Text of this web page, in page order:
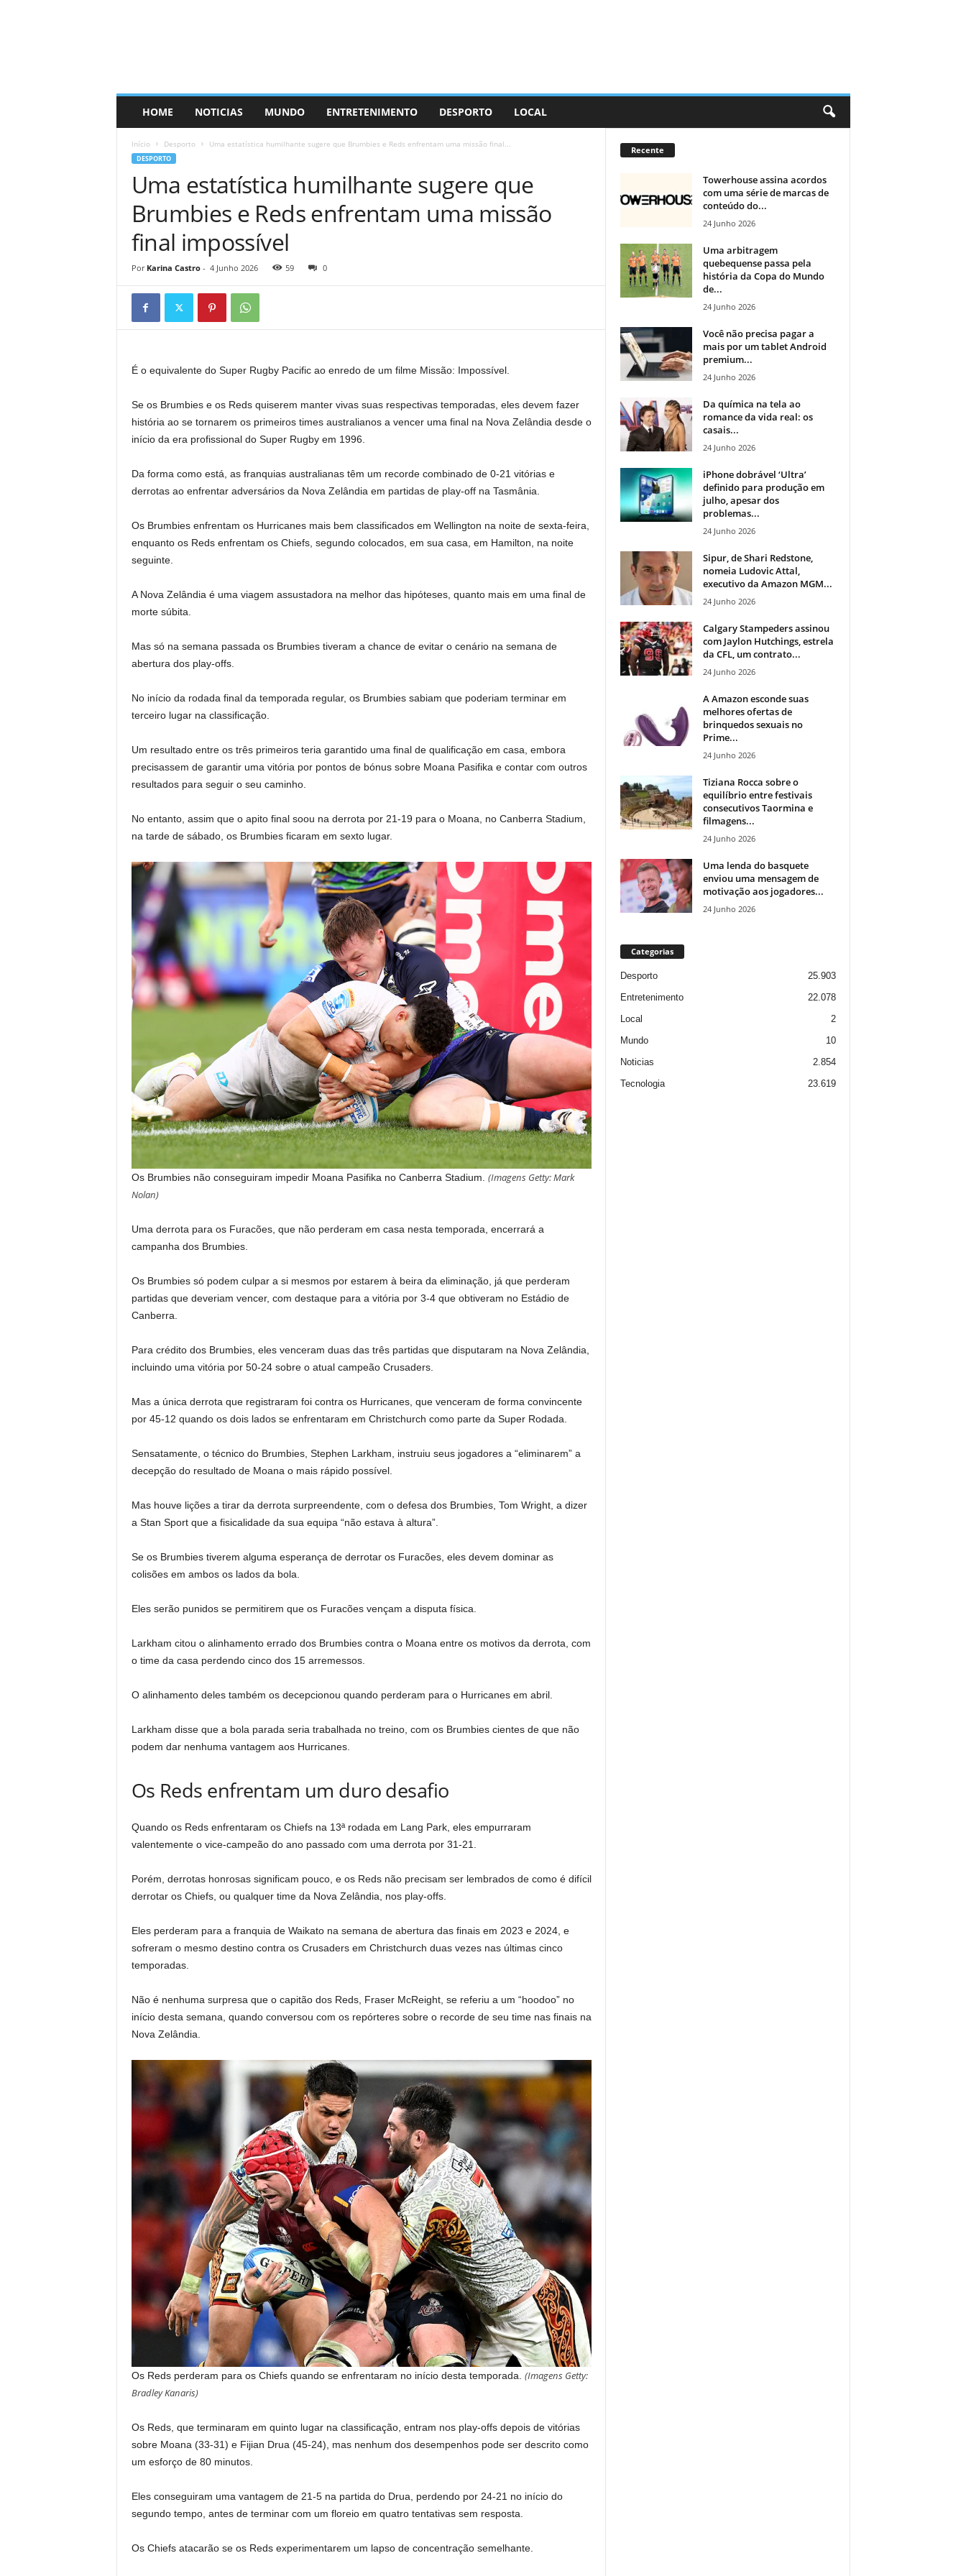
HOME NOTICIAS MUNDO ENTRETENIMENTO DESPORTO LOCAL
Início Desporto Uma estatística humilhante sugere que Brumbies e Reds enfrentam uma missão final...
DESPORTO
Uma estatística humilhante sugere que
Brumbies e Reds enfrentam uma missão
final impossível
Por Karina Castro- 4 Junho 2026 59 0
É o equivalente do Super Rugby Pacific ao enredo de um filme Missão: Impossível.
Se os Brumbies e os Reds quiserem manter vivas suas respectivas temporadas, eles devem fazer
história ao se tornarem os primeiros times australianos a vencer uma final na Nova Zelândia desde o
início da era profissional do Super Rugby em 1996.
Da forma como está, as franquias australianas têm um recorde combinado de 0-21 vitórias e
derrotas ao enfrentar adversários da Nova Zelândia em partidas de play-off na Tasmânia.
Os Brumbies enfrentam os Hurricanes mais bem classificados em Wellington na noite de sexta-feira,
enquanto os Reds enfrentam os Chiefs, segundo colocados, em sua casa, em Hamilton, na noite
seguinte.
A Nova Zelândia é uma viagem assustadora na melhor das hipóteses, quanto mais em uma final de
morte súbita.
Mas só na semana passada os Brumbies tiveram a chance de evitar o cenário na semana de
abertura dos play-offs.
No início da rodada final da temporada regular, os Brumbies sabiam que poderiam terminar em
terceiro lugar na classificação.
Um resultado entre os três primeiros teria garantido uma final de qualificação em casa, embora
precisassem de garantir uma vitória por pontos de bónus sobre Moana Pasifika e contar com outros
resultados para seguir o seu caminho.
No entanto, assim que o apito final soou na derrota por 21-19 para o Moana, no Canberra Stadium,
na tarde de sábado, os Brumbies ficaram em sexto lugar.
Os Brumbies não conseguiram impedir Moana Pasifika no Canberra Stadium. (Imagens Getty: Mark
Nolan)
Uma derrota para os Furacões, que não perderam em casa nesta temporada, encerrará a
campanha dos Brumbies.
Os Brumbies só podem culpar a si mesmos por estarem à beira da eliminação, já que perderam
partidas que deveriam vencer, com destaque para a vitória por 3-4 que obtiveram no Estádio de
Canberra.
Para crédito dos Brumbies, eles venceram duas das três partidas que disputaram na Nova Zelândia,
incluindo uma vitória por 50-24 sobre o atual campeão Crusaders.
Mas a única derrota que registraram foi contra os Hurricanes, que venceram de forma convincente
por 45-12 quando os dois lados se enfrentaram em Christchurch como parte da Super Rodada.
Sensatamente, o técnico do Brumbies, Stephen Larkham, instruiu seus jogadores a “eliminarem” a
decepção do resultado de Moana o mais rápido possível.
Mas houve lições a tirar da derrota surpreendente, com o defesa dos Brumbies, Tom Wright, a dizer
a Stan Sport que a fisicalidade da sua equipa “não estava à altura”.
Se os Brumbies tiverem alguma esperança de derrotar os Furacões, eles devem dominar as
colisões em ambos os lados da bola.
Eles serão punidos se permitirem que os Furacões vençam a disputa física.
Larkham citou o alinhamento errado dos Brumbies contra o Moana entre os motivos da derrota, com
o time da casa perdendo cinco dos 15 arremessos.
O alinhamento deles também os decepcionou quando perderam para o Hurricanes em abril.
Larkham disse que a bola parada seria trabalhada no treino, com os Brumbies cientes de que não
podem dar nenhuma vantagem aos Hurricanes.
Os Reds enfrentam um duro desafio
Quando os Reds enfrentaram os Chiefs na 13ª rodada em Lang Park, eles empurraram
valentemente o vice-campeão do ano passado com uma derrota por 31-21.
Porém, derrotas honrosas significam pouco, e os Reds não precisam ser lembrados de como é difícil
derrotar os Chiefs, ou qualquer time da Nova Zelândia, nos play-offs.
Eles perderam para a franquia de Waikato na semana de abertura das finais em 2023 e 2024, e
sofreram o mesmo destino contra os Crusaders em Christchurch duas vezes nas últimas cinco
temporadas.
Não é nenhuma surpresa que o capitão dos Reds, Fraser McReight, se referiu a um “hoodoo” no
início desta semana, quando conversou com os repórteres sobre o recorde de seu time nas finais na
Nova Zelândia.
Os Reds perderam para os Chiefs quando se enfrentaram no início desta temporada. (Imagens Getty:
Bradley Kanaris)
Os Reds, que terminaram em quinto lugar na classificação, entram nos play-offs depois de vitórias
sobre Moana (33-31) e Fijian Drua (45-24), mas nenhum dos desempenhos pode ser descrito como
um esforço de 80 minutos.
Eles conseguiram uma vantagem de 21-5 na partida do Drua, perdendo por 24-21 no início do
segundo tempo, antes de terminar com um floreio em quatro tentativas sem resposta.
Os Chiefs atacarão se os Reds experimentarem um lapso de concentração semelhante.
Recente
Towerhouse assina acordos
com uma série de marcas de
conteúdo do...
24 Junho 2026
Uma arbitragem
quebequense passa pela
história da Copa do Mundo
de...
24 Junho 2026
Você não precisa pagar a
mais por um tablet Android
premium...
24 Junho 2026
Da química na tela ao
romance da vida real: os
casais...
24 Junho 2026
iPhone dobrável ‘Ultra’
definido para produção em
julho, apesar dos
problemas...
24 Junho 2026
Sipur, de Shari Redstone,
nomeia Ludovic Attal,
executivo da Amazon MGM...
24 Junho 2026
Calgary Stampeders assinou
com Jaylon Hutchings, estrela
da CFL, um contrato...
24 Junho 2026
A Amazon esconde suas
melhores ofertas de
brinquedos sexuais no
Prime...
24 Junho 2026
Tiziana Rocca sobre o
equilíbrio entre festivais
consecutivos Taormina e
filmagens...
24 Junho 2026
Uma lenda do basquete
enviou uma mensagem de
motivação aos jogadores...
24 Junho 2026
Categorias
Desporto
25.903
Entretenimento
22.078
Local
2
Mundo
10
Noticias
2.854
Tecnologia
23.619